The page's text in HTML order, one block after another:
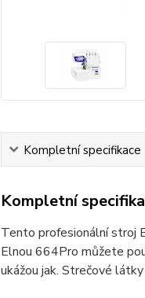
Kompletní specifikace
Kompletní
Tento profesionální stroj
Elnou 664Pro můžete
ukážou jak. Strečové